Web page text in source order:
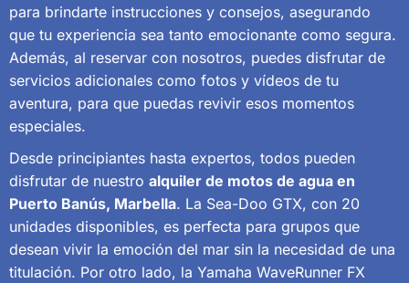
para brindarte instrucciones y consejos, asegurando
que tu experiencia sea tanto emocionante como segura.
Además, al reservar con nosotros, puedes disfrutar de
servicios adicionales como fotos y vídeos de tu
aventura, para que puedas revivir esos momentos
especiales.
Desde principiantes hasta expertos, todos pueden
disfrutar de nuestro alquiler de motos de agua en
Puerto Banús, Marbella. La Sea-Doo GTX, con 20
unidades disponibles, es perfecta para grupos que
desean vivir la emoción del mar sin la necesidad de una
titulación. Por otro lado, la Yamaha WaveRunner FX